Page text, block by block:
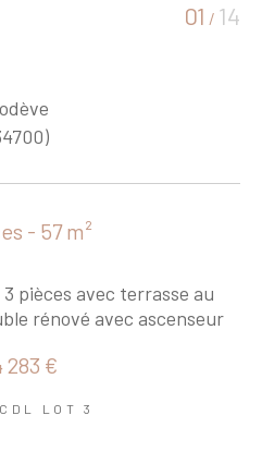
01 / 14
- 57 m²
pièces avec terrasse au
rénové avec ascenseur
283 €
LOT 3